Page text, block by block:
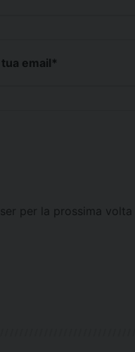
tua email*
per la prossima